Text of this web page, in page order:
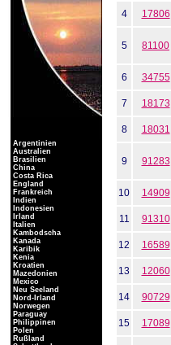
4
17806
5 81100
6
34755
7
18173
8 18031
9 91283
10
14909
11
91310
12
16589
13
12060
14
90729
15 17089
Argentinien
Australien
Brasilien
China
Costa Rica
England
Frankreich
Indien
Indonesien
Irland
Italien
Kambodscha
Kanada
Karibik
Kenia
Kroatien
Mazedonien
Mexico
Neu Seeland
Nord-Irland
Norwegen
Paraguay
Philippinen
Polen
Rußland